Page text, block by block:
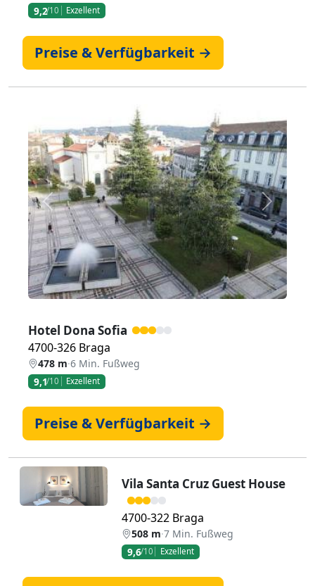
9,2/10 Exzellent
Preise & Verfügbarkeit →
Zurück Weiter
Hotel Dona Sofia
4700-326 Braga
478 m·6 Min. Fußweg
9,1/10 Exzellent
Preise & Verfügbarkeit →
Vila Santa Cruz Guest House
4700-322 Braga
508 m·7 Min. Fußweg
9,6/10 Exzellent